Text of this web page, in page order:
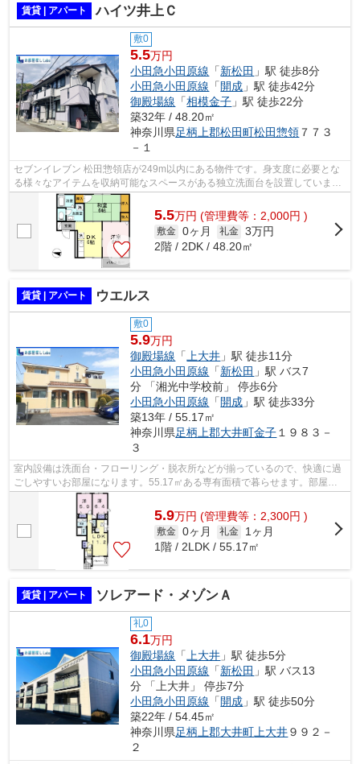
賃貸 | アパート ハイツ井上Ｃ
敷0
5.5万円
小田急小田原線 「新松田 」駅 徒歩8分
小田急小田原線 「開成 」駅 徒歩42分
御殿場線 「相模金子 」駅 徒歩22分
築32年 / 48.20㎡
神奈川県足柄上郡松田町松田惣領 ７７３
－１
セブンイレブン 松田惣領店が249m以内にある物件です。身支度に必要とな
る様々なアイテムを収納可能なスペースがある独立洗面台を設置していま
す。小田急小田原線新松田周辺での住まい...
5.5万円 (管理費等：2,000円 )
敷金 0ヶ月 礼金 3万円
2階 / 2DK / 48.20㎡
賃貸 | アパート ウエルス
敷0
5.9万円
御殿場線 「 上大井 」駅 徒歩11分
小田急小田原線 「新松田 」駅 バス7
分 「湘光中学校前」 停歩6分
小田急小田原線 「開成 」駅 徒歩33分
築13年 / 55.17㎡
神奈川県足柄上郡大井町金子 １９８３－
３
室内設備は洗面台・フローリング・脱衣所などが揃っているので、快適に過
ごしやすいお部屋になります。55.17㎡ある専有面積で暮らせます。部屋数
も充実で家族向けの2LDKになっておりま...
5.9万円 (管理費等：2,300円 )
敷金 0ヶ月 礼金
1ヶ月
1階 / 2LDK / 55.17㎡
賃貸 | アパート ソレアード・メゾンＡ
礼0
6.1万円
御殿場線 「上大井 」駅 徒歩5分
小田急小田原線 「新松田 」駅 バス13
分 「上大井」 停歩7分
小田急小田原線 「開成 」駅 徒歩50分
築22年 / 54.45㎡
神奈川県足柄上郡大井町上大井９９２－
２